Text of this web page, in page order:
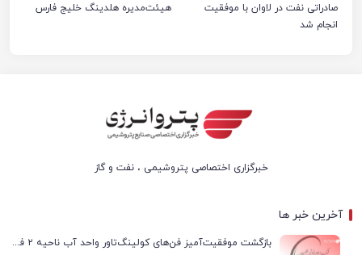
صادراتی نفت در لاوان با موفقیت
انجام شد
هیئت‌مدیره هلدینگ خلیج فارس
خبرگزاری اختصاصی پتروشیمی ، نفت و گاز
آخرین خبر ها
بازگشت موفقیت‌آمیز فن‌های کولینگ‌تاور واحد آب ناحیه ۲ فجر انرژی به مدار تولید